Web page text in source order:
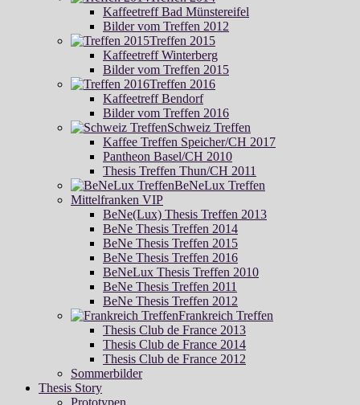
Kaffeetreff Bad Münstereifel
Bilder vom Treffen 2012
Treffen 2015
Kaffeetreff Winterberg
Bilder vom Treffen 2015
Treffen 2016
Kaffeetreff Bendorf
Bilder vom Treffen 2016
Schweiz Treffen
Kaffee Treffen Speicher/CH 2017
Pantheon Basel/CH 2010
Thesis Treffen Thun/CH 2011
BeNeLux Treffen
Mittelfranken VIP
BeNe(Lux) Thesis Treffen 2013
BeNe Thesis Treffen 2014
BeNe Thesis Treffen 2015
BeNe Thesis Treffen 2016
BeNeLux Thesis Treffen 2010
BeNe Thesis Treffen 2011
BeNe Thesis Treffen 2012
Frankreich Treffen
Thesis Club de France 2013
Thesis Club de France 2014
Thesis Club de France 2012
Sommerbilder
Thesis Story
Prototypen